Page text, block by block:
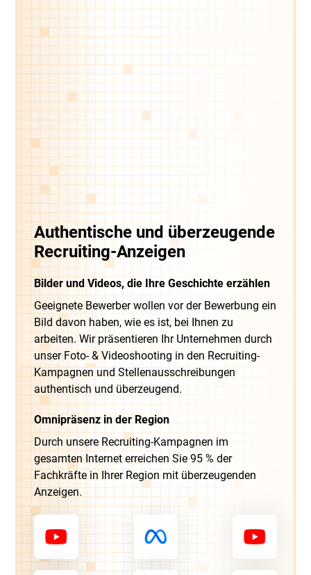
Authentische und überzeugende
Recruiting-Anzeigen
Bilder und Videos, die Ihre Geschichte erzählen
Geeignete Bewerber wollen vor der Bewerbung ein
Bild davon haben, wie es ist, bei Ihnen zu
arbeiten. Wir präsentieren Ihr Unternehmen durch
unser Foto- & Videoshooting in den Recruiting-
Kampagnen und Stellenausschreibungen
authentisch und überzeugend.
Omnipräsenz in der Region
Durch unsere Recruiting-Kampagnen im
gesamten Internet erreichen Sie 95 % der
Fachkräfte in Ihrer Region mit überzeugenden
Anzeigen.